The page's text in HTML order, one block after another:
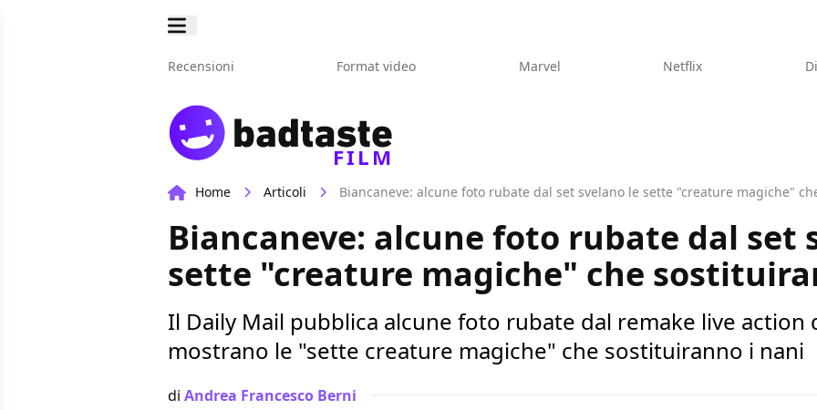
Recensioni Format video Marvel Netflix
FILM
Home Articoli Biancaneve: alcune foto rubate dal set svelano le sette "creature magiche"
Biancaneve: alcune foto rubate dal set
sette "creature magiche" che
Il Daily Mail pubblica alcune foto rubate dal remake live action
mostrano le "sette creature magiche" che sostituiranno i nani
di Andrea Francesco Berni